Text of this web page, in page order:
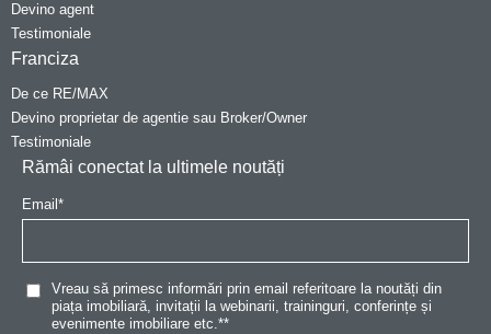
Devino agent
Testimoniale
Franciza
De ce RE/MAX
Devino proprietar de agentie sau Broker/Owner
Testimoniale
Rămâi conectat la ultimele noutăți
Email *
Vreau să primesc informări prin email referitoare la noutăți din
piața imobiliară, invitații la webinarii, traininguri, conferințe și
evenimente imobiliare etc.**